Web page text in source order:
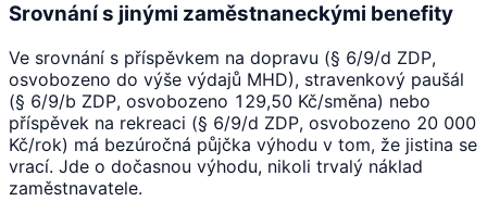
Srovnání s jinými zaměstnaneckými benefity
Ve srovnání s příspěvkem na dopravu (§ 6/9/d ZDP,
osvobozeno do výše výdajů MHD), stravenkový paušál
(§ 6/9/b ZDP, osvobozeno 129,50 Kč/směna) nebo
příspěvek na rekreaci (§ 6/9/d ZDP, osvobozeno 20 000
Kč/rok) má bezúročná půjčka výhodu v tom, že jistina se
vrací. Jde o dočasnou výhodu, nikoli trvalý náklad
zaměstnavatele.